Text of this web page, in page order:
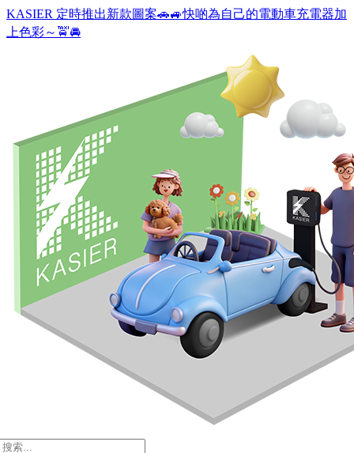
Skip
to
content
KASIER 定時推出新款圖案🚗🚙快啲為自己的電動車充電器加
上色彩～🚖🚘